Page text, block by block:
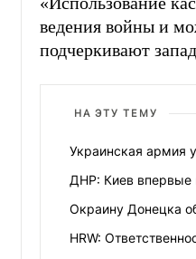
ведения войны и
подчеркивают
НА ЭТУ ТЕМУ
Украинская армия
ДНР: Киев впервые
Окраину Донецка
HRW: